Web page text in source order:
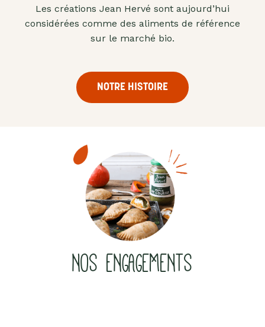
Les créations Jean Hervé sont aujourd’hui
considérées comme des aliments de référence
sur le marché bio.
NOTRE HISTOIRE
NOS ENGAGEMENTS